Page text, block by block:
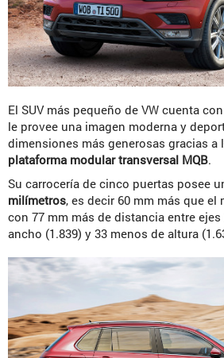
El SUV más pequeño de VW cuenta
le provee una imagen moderna y
dimensiones más generosas gracias a
plataforma modular transversal MQB.
Su carrocería de cinco puertas posee
milímetros, es decir 60 mm más que el
con 77 mm más de distancia entre ejes
ancho (1.839) y 33 menos de altura